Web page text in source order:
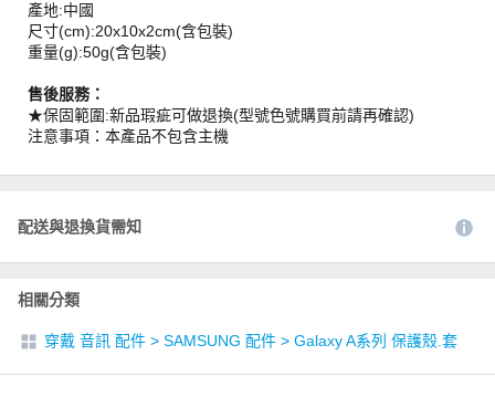
產地:中國
尺寸(cm):20x10x2cm(含包裝)
重量(g):50g(含包裝)
售後服務：
★保固範圍:新品瑕疵可做退換(型號色號購買前請再確認)
注意事項：本產品不包含主機
配送與退換貨需知
相關分類
穿戴 音訊 配件 > SAMSUNG 配件 > Galaxy A系列 保護殼.套